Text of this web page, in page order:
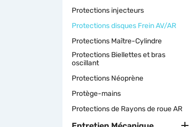
Protections injecteurs
Protections disques Frein AV/AR
Protections Maître-Cylindre
Protections Biellettes et bras
oscillant
Protections Néoprène
Protège-mains
Protections de Rayons de roue AR